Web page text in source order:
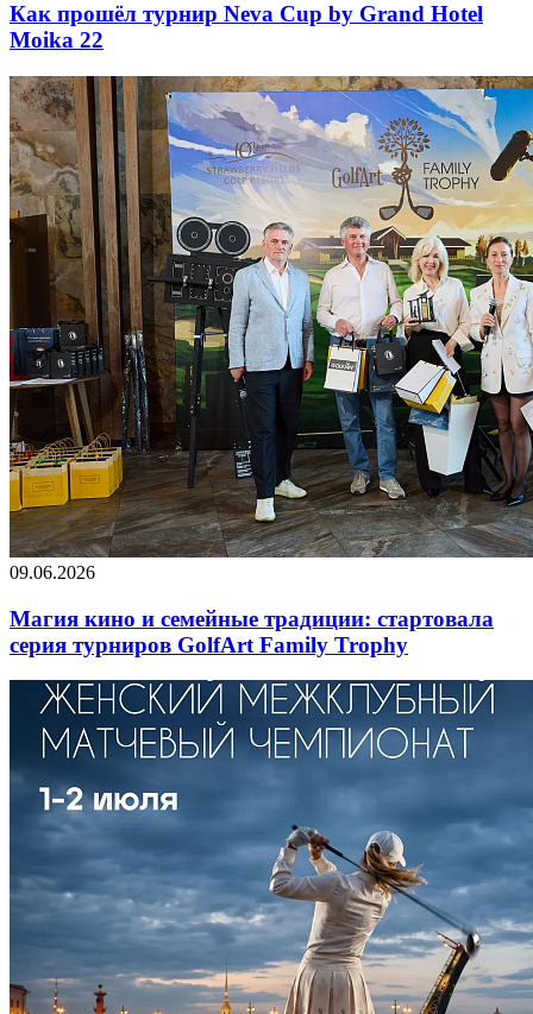
Как прошёл турнир Neva Cup by Grand Hotel
Moika 22
09.06.2026
Магия кино и семейные традиции: стартовала
серия турниров GolfArt Family Trophy